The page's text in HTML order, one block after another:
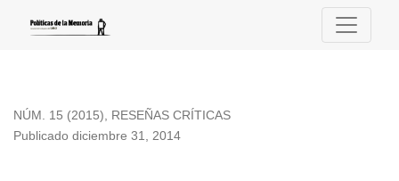
A propósito de Moyn, Samuel &amp; Sartori, Andrew
NÚM. 15 (2015), RESEÑAS CRÍTICAS
Publicado diciembre 31, 2014